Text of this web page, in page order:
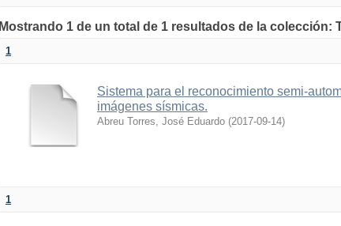
Mostrando 1 de un total de 1 resultados de la colección:
1
Sistema para el reconocimiento semi-
imágenes sísmicas.
Abreu Torres, José Eduardo (2017-09-14)
1